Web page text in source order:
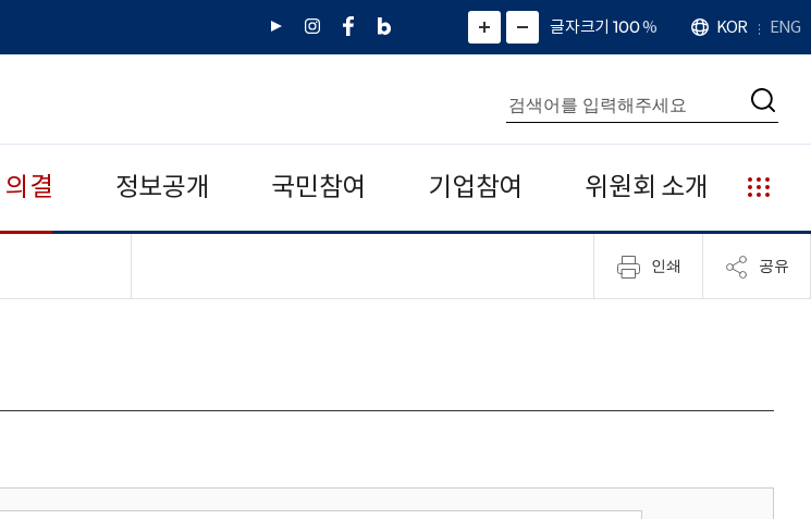
유
인
페
네
그
)
화
면
면
소
확
대
치
글자크기 100%
언
어
KOR ENG
통
합
검
색
검
결 정보공개 국민참여 기업참여 위원회 소개
누
리
집
안
인쇄 공유